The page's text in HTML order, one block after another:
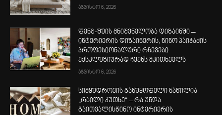
აგვისტო 6, 2026
ფენგ-შუის მნიშვნელობა დიზაინში –
ინტერიერის დიზაინერის, ნინო პაიჭაძის
პროფესიონალური რჩევები
ექსკლუზიურად ჩვენს მკითხველს
აგვისტო 6, 2026
სიმყუდროვის განუყოფელი ნაწილია
„რბილი კუთხე“ – რა უნდა
გაითვალისწინო ინტერიერის